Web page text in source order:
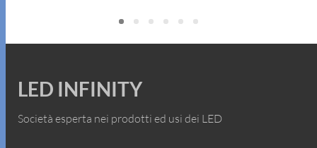
desideri
LED INFINITY
Società esperta nei prodotti ed usi dei LED